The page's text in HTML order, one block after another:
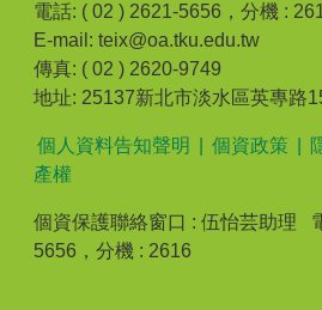
電話: ( 02 ) 2621-5656，分機 :
E-mail: teix@oa.tku.edu.tw
傳真: ( 02 ) 2620-9749
地址: 25137新北市淡水區英專路
個人資料告知聲明 個資政策
產權
個資保護聯絡窗口 : 伍怡芸助理
5656，分機 : 2616